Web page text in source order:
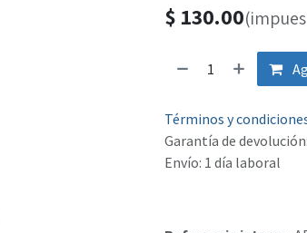
$ 130.00
Términos y
Garantía de
Envío: 1 día laboral